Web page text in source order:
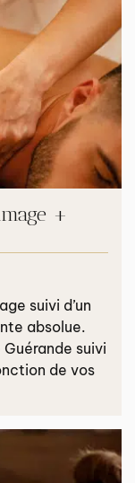
+
suivi d’un
absolue.
suivi
de vos